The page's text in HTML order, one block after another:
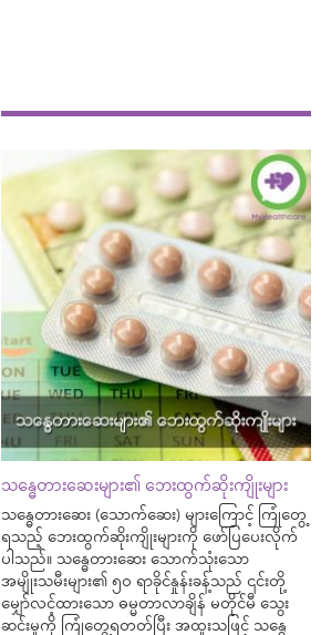
သန္ဓေတားဆေးများ၏ ဘေးထွက်ဆိုးကျိုးများ
သန္ဓေတားဆေး (သောက်ဆေး) များကြောင့် ကြုံတွေ့
ရသည့် ဘေးထွက်ဆိုးကျိုးများကို ဖော်ပြပေးလိုက်
ပါသည်။ သန္ဓေတားဆေး သောက်သုံးသော
အမျိုးသမီးများ၏ ၅၀ ရာခိုင်နှုန်းခန့်သည် ၎င်းတို့
မျှော်လင့်ထားသော ဓမ္မတာလာချိန် မတိုင်မီ သွေး
ဆင်းမှုကို ကြုံတွေ့ရတတ်ပြီး အထူးသဖြင့် သန္ဓေ